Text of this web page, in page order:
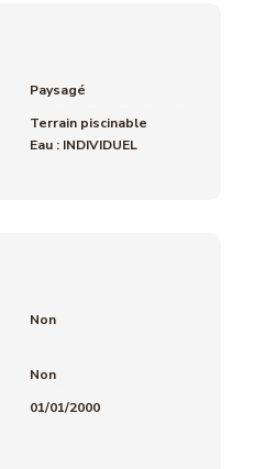
Paysagé
Terrain piscinable
Eau : INDIVIDUEL
Non
Non
01/01/2000